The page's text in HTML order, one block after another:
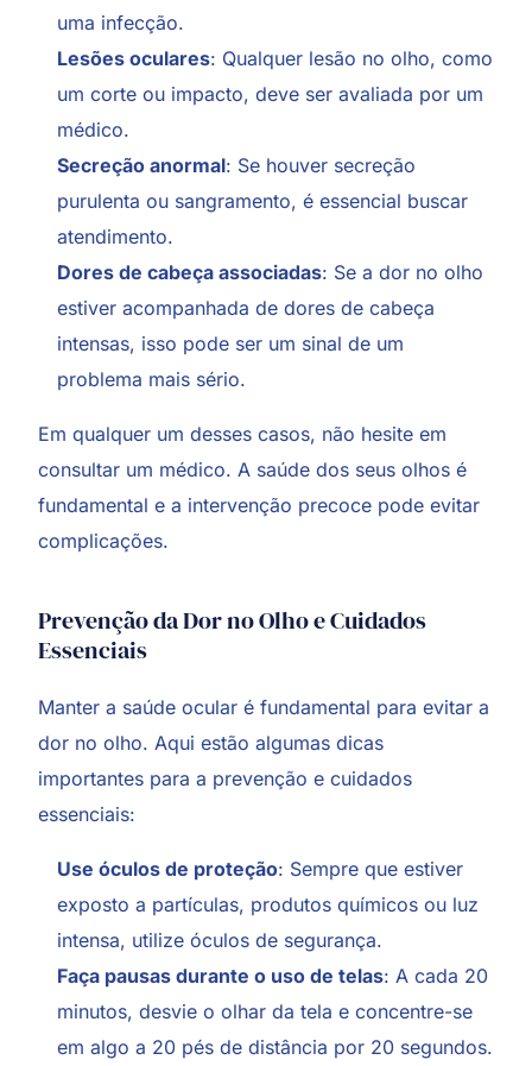
uma infecção.
Lesões oculares: Qualquer lesão no olho, como
um corte ou impacto, deve ser avaliada por um
médico.
Secreção anormal: Se houver secreção
purulenta ou sangramento, é essencial buscar
atendimento.
Dores de cabeça associadas: Se a dor no olho
estiver acompanhada de dores de cabeça
intensas, isso pode ser um sinal de um
problema mais sério.
Em qualquer um desses casos, não hesite em
consultar um médico. A saúde dos seus olhos é
fundamental e a intervenção precoce pode evitar
complicações.
Prevenção da Dor no Olho e Cuidados
Essenciais
Manter a saúde ocular é fundamental para evitar a
dor no olho. Aqui estão algumas dicas
importantes para a prevenção e cuidados
essenciais:
Use óculos de proteção: Sempre que estiver
exposto a partículas, produtos químicos ou luz
intensa, utilize óculos de segurança.
Faça pausas durante o uso de telas: A cada 20
minutos, desvie o olhar da tela e concentre-se
em algo a 20 pés de distância por 20 segundos.